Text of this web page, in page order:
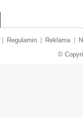
Regulamin Reklama
©